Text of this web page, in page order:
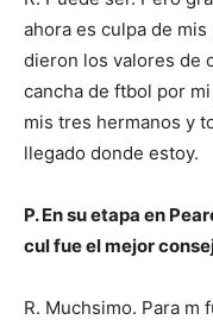
ahora es culpa de
dieron los valores de
cancha de ftbol por
mis tres hermanos y
llegado donde estoy.
P. En su etapa en
cul fue el mejor
R. Muchsimo. Para m